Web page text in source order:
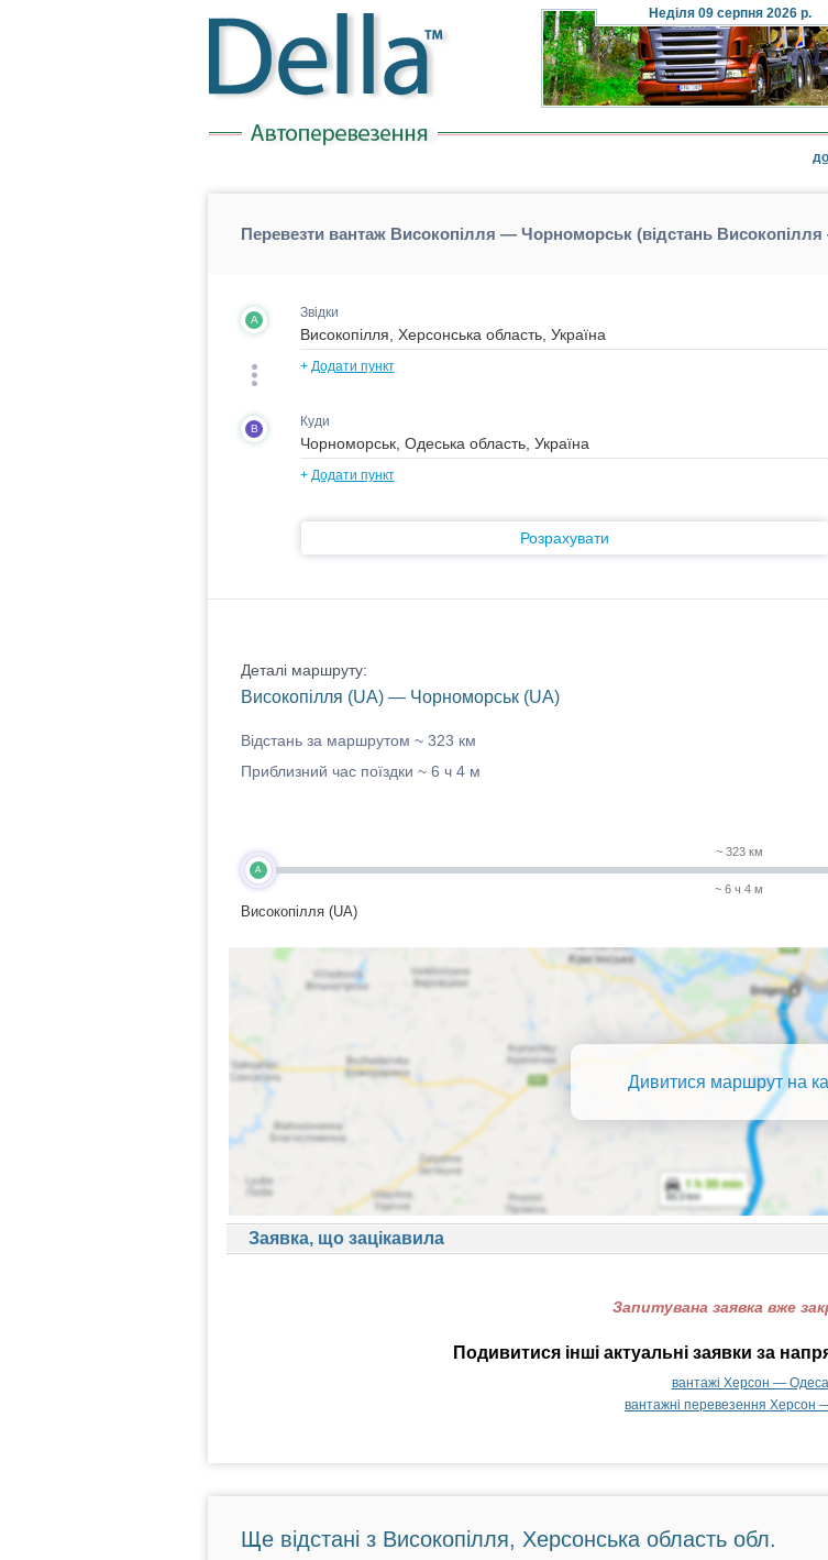
Неділя 09 серпня 2026 р.
Перевезти вантаж Високопілля — Чорноморськ (відстань
A Звідки
+ Додати пункт
B Куди
+ Додати пункт
Розрахувати
Деталі маршруту:
Високопілля (UA) — Чорноморськ (UA)
Відстань за маршрутом ~ 323 км
Приблизний час поїздки ~ 6 ч 4 м
A
Високопілля (UA)
~ 323 км
~ 6 ч 4 м
Дивитися маршрут на
Заявка, що зацікавила
Запитувана заявка вже
Подивитися інші актуальні заявки за
вантажі Херсон — Одеса
вантажні перевезення Херсон
Ще відстані з Високопілля, Херсонська область обл.